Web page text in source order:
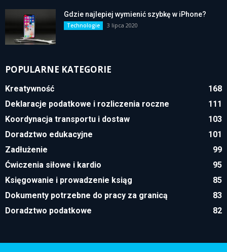
Gdzie najlepiej wymienić szybkę w iPhone?
Technologie 3 lipca 2020
POPULARNE KATEGORIE
Kreatywność
168
Deklaracje podatkowe i rozliczenia roczne
111
Koordynacja transportu i dostaw
103
Doradztwo edukacyjne
101
Zadłużenie
99
Ćwiczenia siłowe i kardio
95
Księgowanie i prowadzenie ksiąg
85
Dokumenty potrzebne do pracy za granicą
83
Doradztwo podatkowe
82